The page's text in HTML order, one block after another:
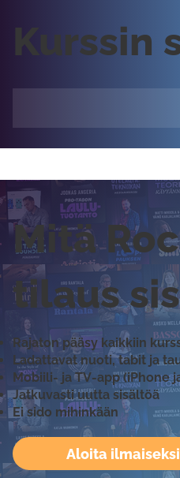
Kurssin
Aloita ilmaiseksi
Mitä
tilaus
Rajaton pääsy kaikkiin
Ladattavat nuoti, tabit ja
Mobiili- ja TV-app (iPhone
Jatkuvasti uutta sisältöä
Ei sido mihinkään